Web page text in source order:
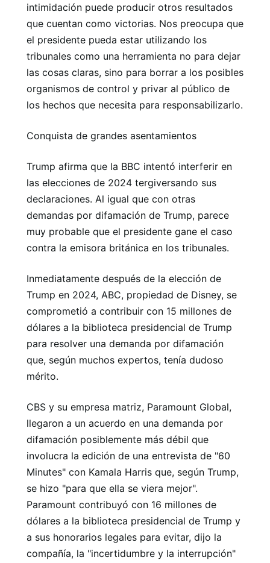
intimidación puede producir otros resultados
que cuentan como victorias. Nos preocupa que
el presidente pueda estar utilizando los
tribunales como una herramienta no para dejar
las cosas claras, sino para borrar a los posibles
organismos de control y privar al público de
los hechos que necesita para responsabilizarlo.
Conquista de grandes asentamientos
Trump afirma que la BBC intentó interferir en
las elecciones de 2024 tergiversando sus
declaraciones. Al igual que con otras
demandas por difamación de Trump, parece
muy probable que el presidente gane el caso
contra la emisora ​​británica en los tribunales.
Inmediatamente después de la elección de
Trump en 2024, ABC, propiedad de Disney, se
comprometió a contribuir con 15 millones de
dólares a la biblioteca presidencial de Trump
para resolver una demanda por difamación
que, según muchos expertos, tenía dudoso
mérito.
CBS y su empresa matriz, Paramount Global,
llegaron a un acuerdo en una demanda por
difamación posiblemente más débil que
involucra la edición de una entrevista de "60
Minutes" con Kamala Harris que, según Trump,
se hizo "para que ella se viera mejor".
Paramount contribuyó con 16 millones de
dólares a la biblioteca presidencial de Trump y
a sus honorarios legales para evitar, dijo la
compañía, la "incertidumbre y la interrupción"